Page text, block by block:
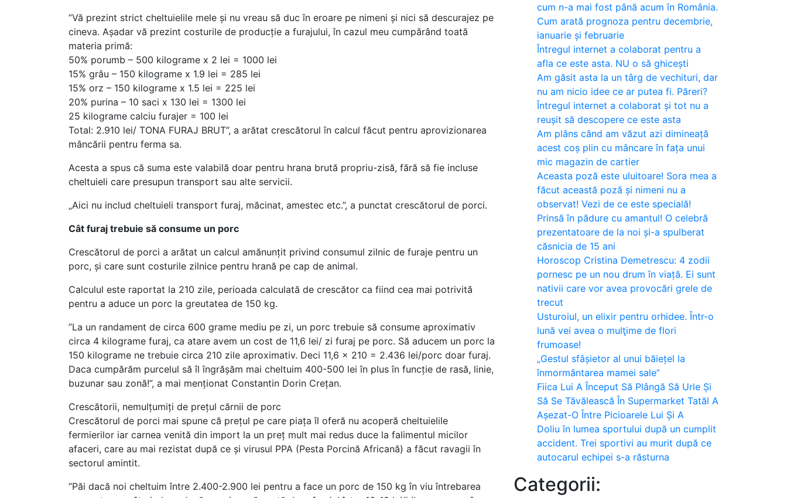
”Vă prezint strict cheltuielile mele și nu vreau să duc în eroare pe nimeni și nici să descurajez pe
cineva. Așadar vă prezint costurile de producție a furajului, în cazul meu cumpărând toată
materia primă:
50% porumb – 500 kilograme x 2 lei = 1000 lei
15% grâu – 150 kilograme x 1.9 lei = 285 lei
15% orz – 150 kilograme x 1.5 lei = 225 lei
20% purina – 10 saci x 130 lei = 1300 lei
25 kilograme calciu furajer = 100 lei
Total: 2.910 lei/ TONA FURAJ BRUT”, a arătat crescătorul în calcul făcut pentru aprovizionarea
mâncării pentru ferma sa.
Acesta a spus că suma este valabilă doar pentru hrana brută propriu-zisă, fără să fie incluse
cheltuieli care presupun transport sau alte servicii.
„Aici nu includ cheltuieli transport furaj, măcinat, amestec etc.”, a punctat crescătorul de porci.
Cât furaj trebuie să consume un porc
Crescătorul de porci a arătat un calcul amănunțit privind consumul zilnic de furaje pentru un
porc, și care sunt costurile zilnice pentru hrană pe cap de animal.
Calculul este raportat la 210 zile, perioada calculată de crescător ca fiind cea mai potrivită
pentru a aduce un porc la greutatea de 150 kg.
”La un randament de circa 600 grame mediu pe zi, un porc trebuie să consume aproximativ
circa 4 kilograme furaj, ca atare avem un cost de 11,6 lei/ zi furaj pe porc. Să aducem un porc la
150 kilograme ne trebuie circa 210 zile aproximativ. Deci 11,6 x 210 = 2.436 lei/porc doar furaj.
Daca cumpărăm purcelul să îl îngrășăm mai cheltuim 400-500 lei în plus în funcție de rasă, linie,
buzunar sau zonă!”, a mai menționat Constantin Dorin Crețan.
Crescătorii, nemulțumiți de prețul cărnii de porc
Crescătorul de porci mai spune că prețul pe care piața îl oferă nu acoperă cheltuielile
fermierilor iar carnea venită din import la un preț mult mai redus duce la falimentul micilor
afaceri, care au mai rezistat după ce și virusul PPA (Pesta Porcină Africană) a făcut ravagii în
sectorul amintit.
”Păi dacă noi cheltuim între 2.400-2.900 lei pentru a face un porc de 150 kg în viu întrebarea
cum n-a mai fost până acum în România.
Cum arată prognoza pentru decembrie,
ianuarie și februarie
Întregul internet a colaborat pentru a
afla ce este asta. NU o să ghicești
Am găsit asta la un târg de vechituri, dar
nu am nicio idee ce ar putea fi. Păreri?
Întregul internet a colaborat și tot nu a
reușit să descopere ce este asta
Am plâns când am văzut azi dimineață
acest coș plin cu mâncare în fața unui
mic magazin de cartier
Aceasta poză este uluitoare! Sora mea a
făcut această poză și nimeni nu a
observat! Vezi de ce este specială!
Prinsă în pădure cu amantul! O celebră
prezentatoare de la noi și-a spulberat
căsnicia de 15 ani
Horoscop Cristina Demetrescu: 4 zodii
pornesc pe un nou drum în viață. Ei sunt
nativii care vor avea provocări grele de
trecut
Usturoiul, un elixir pentru orhidee. Într-o
lună vei avea o mulţime de flori
frumoase!
„Gestul sfâșietor al unui băiețel la
înmormântarea mamei sale”
Fiica Lui A Început Să Plângă Să Urle Și
Să Se Tăvălească În Supermarket Tatăl A
Așezat-O Între Picioarele Lui Și A
Doliu în lumea sportului după un cumplit
accident. Trei sportivi au murit după ce
autocarul echipei s-a răsturna
Categorii: